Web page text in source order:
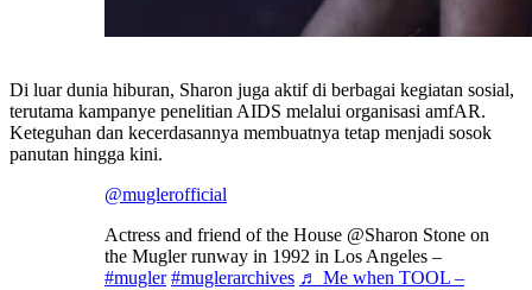
Di luar dunia hiburan, Sharon juga aktif di berbagai kegiatan sosial,
terutama kampanye penelitian AIDS melalui organisasi amfAR.
Keteguhan dan kecerdasannya membuatnya tetap menjadi sosok
panutan hingga kini.
@muglerofficial
Actress and friend of the House @Sharon Stone on
the Mugler runway in 1992 in Los Angeles –
#mugler #muglerarchives ♬ Me when TOOL –